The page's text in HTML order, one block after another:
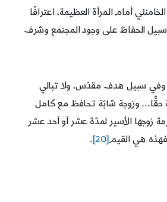
أمام المرأة العظيمة، اعترافًا
سبيل الحفاظ على وجود المجتمع وشرف
وفي سبيل هدف مقدّس، ولا تبالي
حقًّا… وزوجة شابّة تحافظ مع كامل
زوجها الأسير لمدّة عشر أو أحد عشر
هي القيم[20]
.